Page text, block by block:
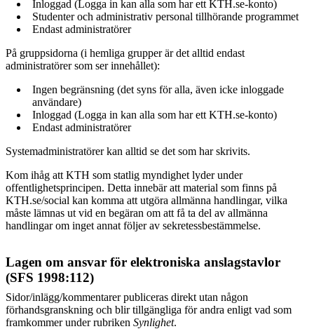
Inloggad (Logga in kan alla som har ett KTH.se-konto)
Studenter och administrativ personal tillhörande programmet
Endast administratörer
På gruppsidorna (i hemliga grupper är det alltid endast
administratörer som ser innehållet):
Ingen begränsning (det syns för alla, även icke inloggade
användare)
Inloggad (Logga in kan alla som har ett KTH.se-konto)
Endast administratörer
Systemadministratörer kan alltid se det som har skrivits.
Kom ihåg att KTH som statlig myndighet lyder under
offentlighetsprincipen. Detta innebär att material som finns på
KTH.se/social kan komma att utgöra allmänna handlingar, vilka
måste lämnas ut vid en begäran om att få ta del av allmänna
handlingar om inget annat följer av sekretessbestämmelse.
Lagen om ansvar för elektroniska anslagstavlor
(SFS 1998:112)
Sidor/inlägg/kommentarer publiceras direkt utan någon
förhandsgranskning och blir tillgängliga för andra enligt vad som
framkommer under rubriken Synlighet.